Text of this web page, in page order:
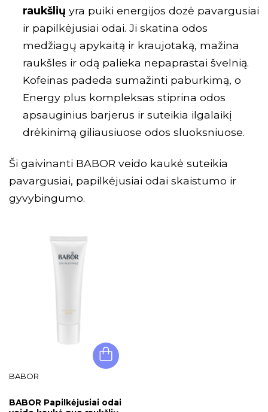
raukšlių yra puiki energijos dozė pavargusiai
ir papilkėjusiai odai. Ji skatina odos
medžiagų apykaitą ir kraujotaką, mažina
raukšles ir odą palieka nepaprastai švelnią.
Kofeinas padeda sumažinti paburkimą, o
Energy plus kompleksas stiprina odos
apsauginius barjerus ir suteikia ilgalaikį
drėkinimą giliausiuose odos sluoksniuose.
Ši gaivinanti BABOR veido kaukė suteikia
pavargusiai, papilkėjusiai odai skaistumo ir
gyvybingumo.
BABOR
BABOR Papilkėjusiai odai